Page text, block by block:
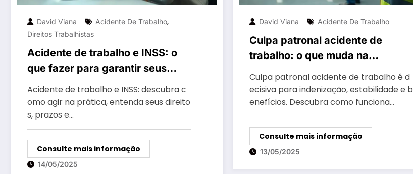
David Viana Acidente De Trabalho,
Direitos Trabalhistas
Acidente de trabalho e INSS: o
que fazer para garantir seus
direitos e benefícios?
Acidente de trabalho e INSS: descubra c
omo agir na prática, entenda seus direito
s, prazos e…
Consulte mais informação
14/05/2025
David Viana Acidente De Trabalho
Culpa patronal acidente de
trabalho: o que muda na
indenização e nos direitos do
empregado?
Culpa patronal acidente de trabalho é d
ecisiva para indenização, estabilidade e b
enefícios. Descubra como funciona…
Consulte mais informação
13/05/2025